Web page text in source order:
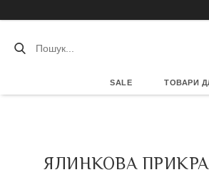
SALE ТОВАРИ
ЯЛИНКОВА